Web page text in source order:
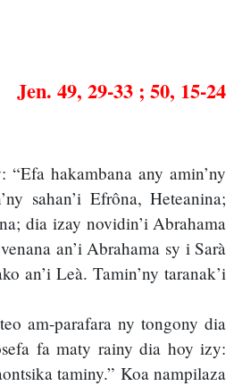
Jen. 49, 29-33 ; 50, 15-24
hakambana any amin’ny
sahan’i Efrôna, Heteanina;
dia izay novidin’i Abrahama
an’i Abrahama sy i Sarà
an’i Leà. Tamin’ny taranak’i
am-parafara ny tongony dia
fa maty rainy dia hoy izy:
taminy.” Koa nampilaza